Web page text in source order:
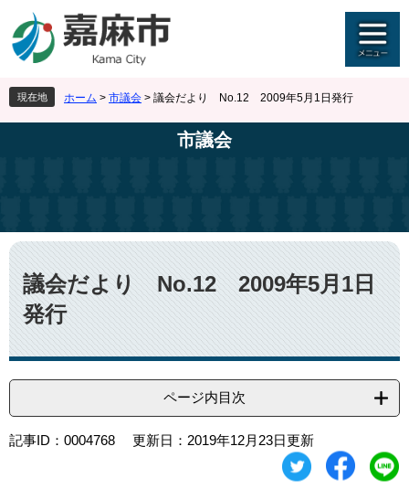
ジ
先
頭
で
ュ
を
飛
ば
現在地 ホーム > 市議会 > 議会だより No.12 2009年5月1日発行
市議会
本
文
議会だより No.12 2009年5月1日
発行
ページ内目次
記事ID：0004768 更新日：2019年12月23日更新